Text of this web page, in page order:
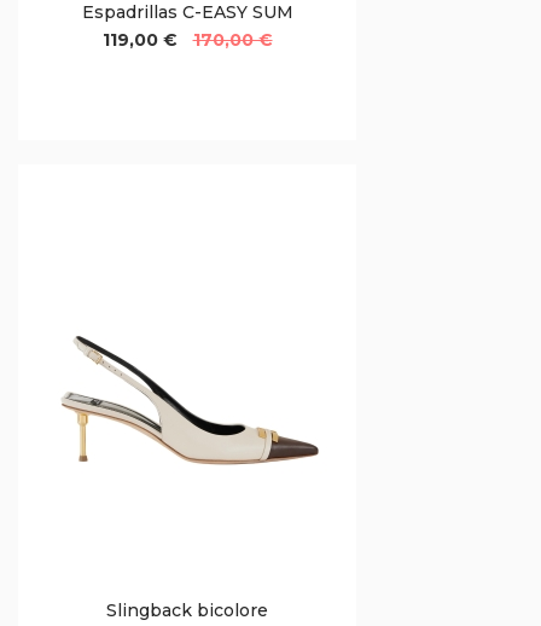
Espadrillas C-EASY SUM
119,00 €
170,00 €
Slingback bicolore